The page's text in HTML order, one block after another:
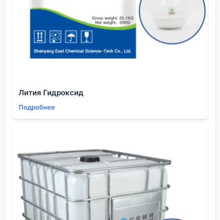
что критично.
Взаимосвязь с другими процессами в
электронной промышленности
Работа с пиридин so3
— это частный случай
общей философии в химии функциональных
синтезе. Любая примесь может мигрировать в
готовом устройстве — в том же литий-ионном
Поэтому выбор поставщика — это не просто
покупка реактива. Это выбор партнёра, который
понимает конечное применение. Когда видишь, что
компания, такая как
ООО Шэньян Ихуа Новые
Материалы , позиционирует себя именно как
партнёр для отраслей высоких технологий (ИС,
Лития Гидроксид
Подробнее